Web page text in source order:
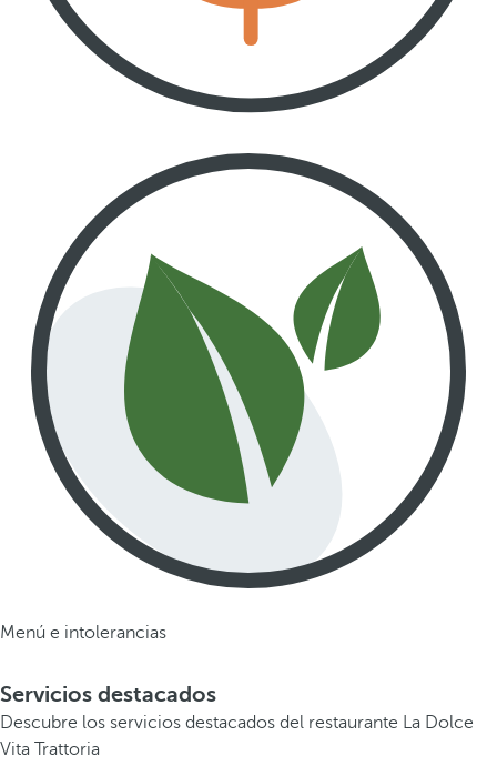
Menú e intolerancias
Servicios destacados
Descubre los servicios destacados del restaurante La Dolce
Vita Trattoria